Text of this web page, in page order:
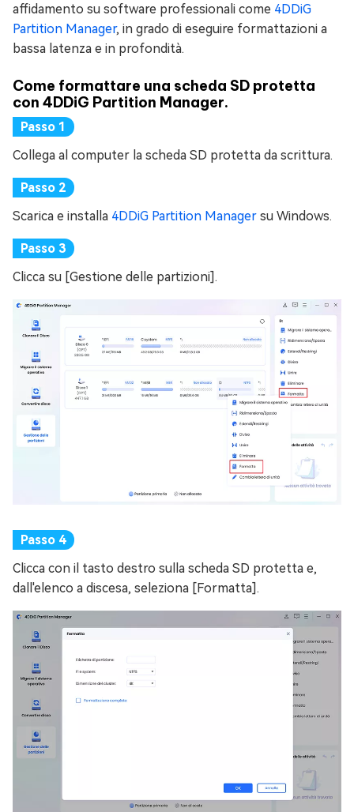
affidamento su software professionali come 4DDiG
Partition Manager, in grado di eseguire formattazioni a
bassa latenza e in profondità.
Come formattare una scheda SD protetta
con 4DDiG Partition Manager.
Collega al computer la scheda SD protetta da scrittura.
Scarica e installa 4DDiG Partition Manager su Windows.
Clicca su [Gestione delle partizioni].
Clicca con il tasto destro sulla scheda SD protetta e,
dall'elenco a discesa, seleziona [Formatta].